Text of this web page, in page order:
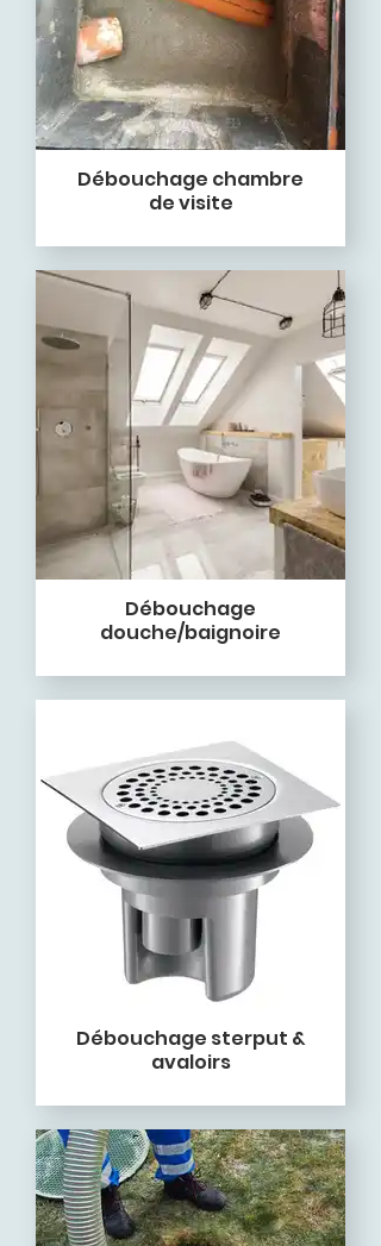
Débouchage chambre
de visite
Débouchage
douche/baignoire
Débouchage sterput &
avaloirs